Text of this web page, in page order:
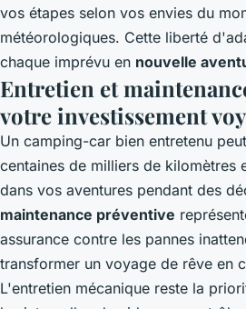
vos étapes selon vos envies du
météorologiques. Cette liberté
chaque imprévu en nouvelle
Entretien et
votre investissement
Un camping-car bien entretenu
centaines de milliers de kilomètres
dans vos aventures pendant des
maintenance préventive
assurance contre les pannes
transformer un voyage de rêve en
L'entretien mécanique reste la